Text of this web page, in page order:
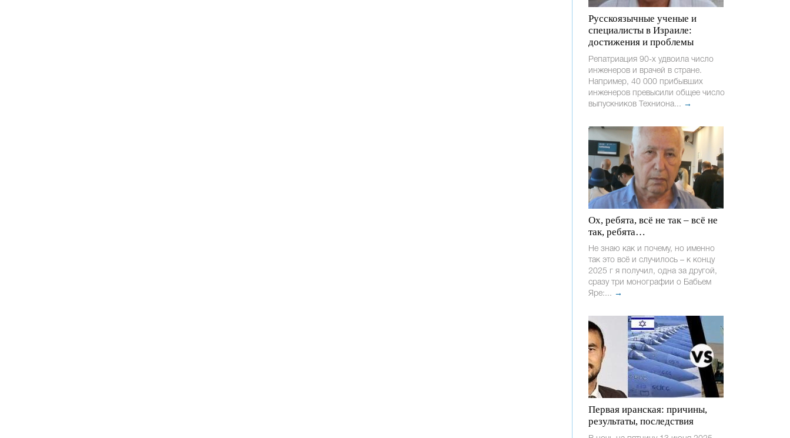
Русскоязычные ученые и
специалисты в Израиле:
достижения и проблемы
Репатриация 90-х удвоила число
инженеров и врачей в стране.
Например, 40 000 прибывших
инженеров превысили общее число
выпускников Техниона... →
Ох, ребята, всё не так – всё не
так, ребята…
Не знаю как и почему, но именно
так это всё и случилось – к концу
2025 г я получил, одна за другой,
сразу три монографии о Бабьем
Яре:... →
Первая иранская: причины,
результаты, последствия